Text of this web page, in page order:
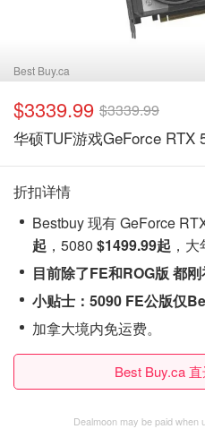
Best Buy.ca
$3339.99 $3339.99
华硕TUF游戏GeForce RTX
折扣详情
Bestbuy 现有 GeForce
起 ，5080 $1499.99起 ，
目前除了FE和ROG版 都刚
小贴士：5090 FE公版仅
加拿大境内免运费。
Best Buy.ca
Dealmoon may be paid when